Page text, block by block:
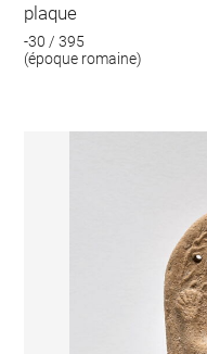
plaque
-30 / 395
(époque romaine)